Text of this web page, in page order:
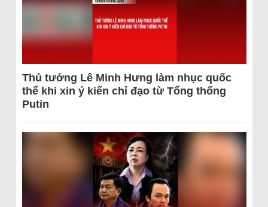
Thủ tướng Lê Minh Hưng làm nhục quốc
thể khi xin ý kiến chỉ đạo từ Tổng thống
Putin